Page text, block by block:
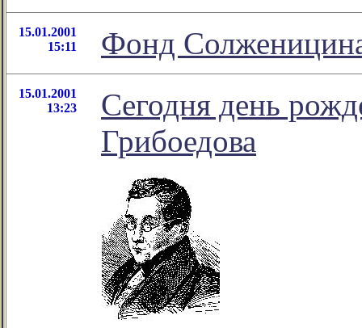
15.01.2001
15:11
Фонд
15.01.2001
13:23
Сегодня день
Грибоедова